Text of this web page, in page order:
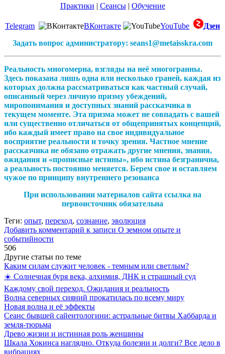
Практики | Сеансы| Обучение
Telegram ВКонтакте YouTube
Дзен
Задать вопрос администратору: seans1@metaisskra.com
Реальность многомерна, взгляды на неё многогранны.
Здесь показана лишь одна или несколько граней, каждая из
которых должна рассматриваться как частный случай,
описанный через личную призму убеждений,
миропонимания и доступных знаний рассказчика в
текущем моменте. Эта призма может не совпадать с вашей
или существенно отличаться от общепринятых концепций,
ибо каждый имеет право на свое индивидуальное
восприятие реальности и точку зрения. Частное мнение
рассказчика не обязано отражать другие мнения, знания,
ожидания и «прописные истины», ибо истина безгранична,
а реальность постоянно меняется. Берем свое и оставляем
чужое по принципу внутреннего резонанса
При использовании материалов сайта ссылка на
первоисточник обязательна
Теги: опыт, переход, сознание, эволюция
Добавить комментарий к записи О земном опыте и
событийности
506
Другие статьи по теме
Каким силам служит человек - темным или светлым?
☀️ Солнечная буря века, алхимия, ДНК и страшный суд
Каждому свой переход. Ожидания и реальность
Волна северных сияний прокатилась по всему миру
Новая волна и её эффекты
Сеанс бывшей сайентологини: астральные битвы Хаббарда и
земля-тюрьма
Древо жизни и истинная роль женщины
Шкала Хокинса наглядно. Откуда болезни и долги? Все дело в
вибрациях